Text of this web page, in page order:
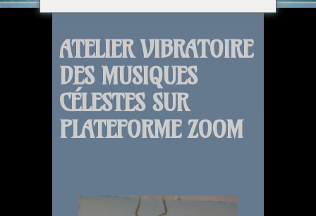
ATELIER VIBRATOIRE
DES MUSIQUES
CÉLESTES SUR
PLATEFORME ZOOM